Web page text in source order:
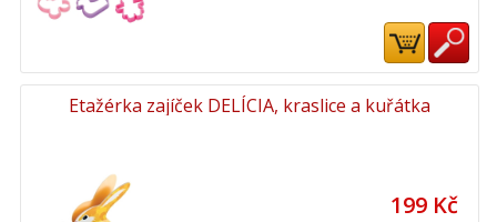
Etažérka zajíček DELÍCIA, kraslice a kuřátka
199 Kč